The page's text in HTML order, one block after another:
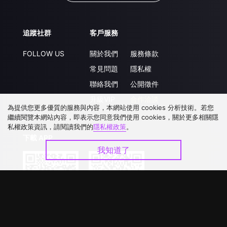
追蹤社群
FOLLOW US
客戶服務
關於我們
常見問題
聯絡我們
服務條款
隱私權
公開徵件
為提供您更多優質的服務與內容，本網站使用 cookies 分析技術。若您
繼續閱覽本網站內容，即表示您同意我們使用 cookies，關於更多相關隱
私權政策資訊，請閱讀我們的隱私權政策。
我知道了